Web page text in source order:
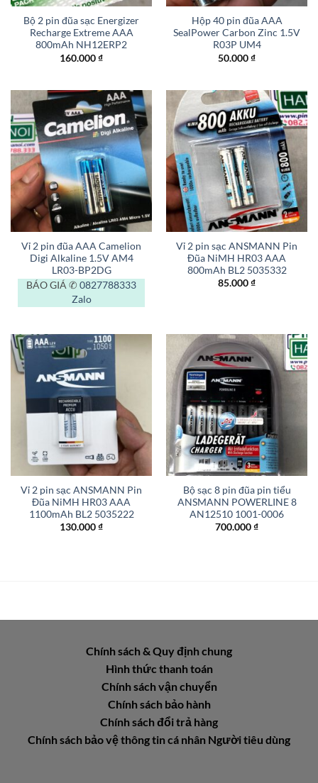
Bộ 2 pin đũa sạc Energizer
Recharge Extreme AAA
800mAh NH12ERP2
160.000₫
Hộp 40 pin đũa AAA
SealPower Carbon Zinc 1.5V
R03P UM4
50.000₫
Vỉ 2 pin đũa AAA Camelion
Digi Alkaline 1.5V AM4
LR03-BP2DG
BÁO GIÁ ✆ 0827788333
Zalo
Vỉ 2 pin sạc ANSMANN Pin
Đũa NiMH HR03 AAA
800mAh BL2 5035332
85.000₫
Vỉ 2 pin sạc ANSMANN Pin
Đũa NiMH HR03 AAA
1100mAh BL2 5035222
130.000₫
Bộ sạc 8 pin đũa pin tiểu
ANSMANN POWERLINE 8
AN12510 1001-0006
700.000₫
Chính sách & Quy định chung
Hình thức thanh toán
Chính sách vận chuyển
Chính sách bảo hành
Chính sách đổi trả hàng
Chính sách bảo vệ thông tin cá nhân Người tiêu dùng